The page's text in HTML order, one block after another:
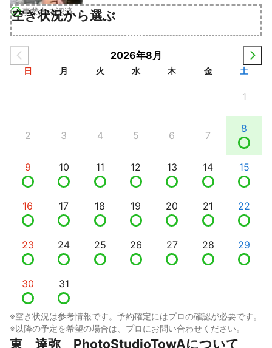
事業者確認済
空き状況から選ぶ
2026年8月
日 月 火 水 木 金 土
1
2 3 4 5 6 7
8
9 10 11 12 13 14 15
16 17 18 19 20 21 22
23 24 25 26 27 28 29
30 31
※空き状況は参考情報です。予約確定にはプロの確認が必要です。
※以降の予定を希望の場合は、プロにお問い合わせください。
東　達弥　PhotoStudioTowAについて